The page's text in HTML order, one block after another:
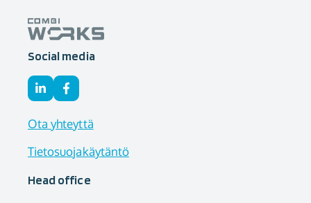
Head office
Social media
Ota yhteyttä
Tietosuojakäytäntö